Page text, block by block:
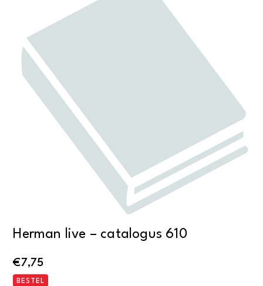
Herman live – catalogus 610
€7,75
BESTEL